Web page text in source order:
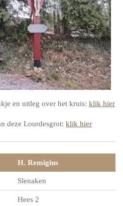
en uitleg over het kruis: klik hier
deze Lourdesgrot: klik hier
H. Remigius
Slenaken
Hees 2